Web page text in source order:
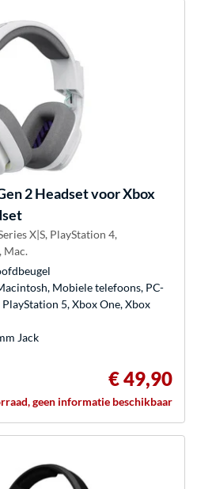
2 Headset voor Xbox
X|S, PlayStation 4,
Mac.
Mobiele telefoons, PC-
5, Xbox One, Xbox
Jack
€ 49,90
geen informatie beschikbaar